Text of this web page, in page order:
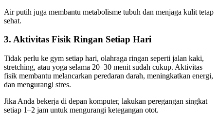
Air putih juga membantu metabolisme tubuh dan menjaga kulit tetap
sehat.
3. Aktivitas Fisik Ringan Setiap Hari
Tidak perlu ke gym setiap hari, olahraga ringan seperti jalan kaki,
stretching, atau yoga selama 20–30 menit sudah cukup. Aktivitas
fisik membantu melancarkan peredaran darah, meningkatkan energi,
dan mengurangi stres.
Jika Anda bekerja di depan komputer, lakukan peregangan singkat
setiap 1–2 jam untuk mengurangi ketegangan otot.